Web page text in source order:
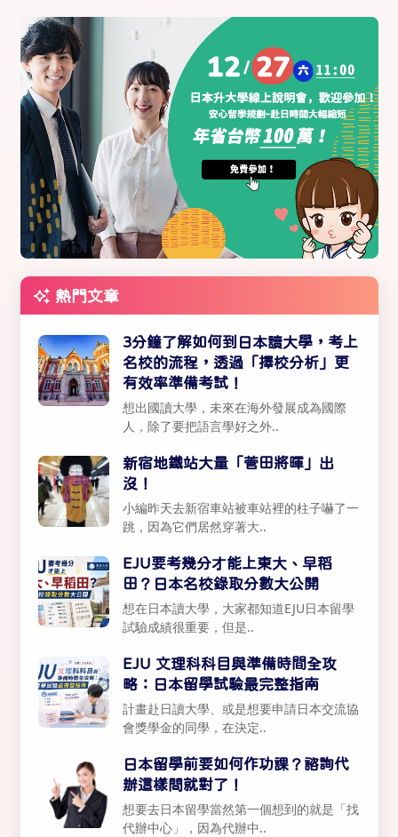
熱門文章
3分鐘了解如何到日本讀大學，考上
名校的流程，透過「擇校分析」更
有效率準備考試！
想出國讀大學，未來在海外發展成為國際
人，除了要把語言學好之外..
新宿地鐵站大量「菅田將暉」出
沒！
小編昨天去新宿車站被車站裡的柱子嚇了一
跳，因為它們居然穿著大..
EJU要考幾分才能上東大、早稻
田？日本名校錄取分數大公開
想在日本讀大學，大家都知道EJU日本留學
試驗成績很重要，但是..
EJU 文理科科目與準備時間全攻
略：日本留學試驗最完整指南
計畫赴日讀大學、或是想要申請日本交流協
會獎學金的同學，在決定..
日本留學前要如何作功課？諮詢代
辦這樣問就對了！
想要去日本留學當然第一個想到的就是「找
代辦中心」，因為代辦中..